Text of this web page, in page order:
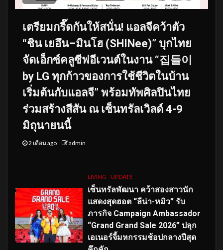
เตรียมกรี๊ดกันให้สนั่น! แอลจีคว้าตัว
“ชิน เยอึน–มินโฮ (SHINee)” บุกไทย
จัดเอ็กซ์คลูซีฟอีเวนต์ในงาน “집들이
by LG ทุกก้าวของการใช้ชีวิตในบ้าน
เริ่มต้นกับแอลจี” พร้อมทัพศิลปินไทย
ร่วมสร้างสีสัน ณ เซ็นทรัลเวิลด์ 4-9
มิถุนายนนี้
2 เดือน ago admin
LIVING UPDATE
เซ็นทรัลพัฒนา คว้าสองสาวนัก
แสดงสุดฮอต “ลีน่า-หมิว” รับ
ภารกิจ Campaign Ambassador
“Grand Grand Sale 2026” ปลุก
เอเนอร์จี้มหกรรมช้อปกลางปีสุด